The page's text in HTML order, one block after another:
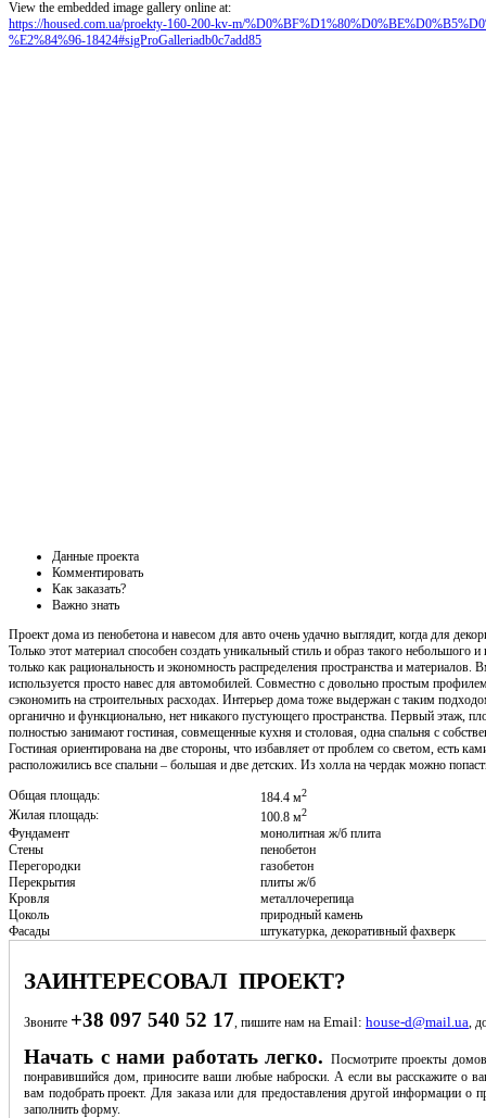
View the embedded image gallery online at:
https://housed.com.ua/proekty-160-200-kv-m/
%E2%84%96-18424#sigProGalleriadb0c7add85
Данные проекта
Комментировать
Как заказать?
Важно знать
Проект дома из пенобетона и навесом для авто очень удачно выглядит, когда для
Только этот материал способен создать уникальный стиль и образ такого
только как рациональность и экономность распределения пространства и
используется просто навес для автомобилей. Совместно с довольно простым
сэкономить на строительных расходах. Интерьер дома тоже выдержан с таким
органично и функционально, нет никакого пустующего пространства. Первый этаж,
полностью занимают гостиная, совмещенные кухня и столовая, одна спальня с
Гостиная ориентирована на две стороны, что избавляет от проблем со светом, есть
расположились все спальни – большая и две детских. Из холла на чердак можно
Общая площадь:
184.4 м2
Жилая площадь: 100.8 м2
Фундамент
монолитная ж/б плита
Cтены
пенобетон
Перегородки
газобетон
Перекрытия
плиты ж/б
Кровля
металлочерепица
Цоколь
природный камень
Фасады
штукатурка, декоративный фахверк
ЗАИНТЕРЕСОВАЛ ПРОЕКТ?
Звоните +38 097 540 52 17 , пишите нам на Email: house-d@mail.ua ,
Начать с нами работать легко. Посмотрите проекты
понравившийся дом, приносите ваши любые наброски. А если вы расскажите о
вам подобрать проект. Для заказа или для предоставления другой информации о
заполнить форму.